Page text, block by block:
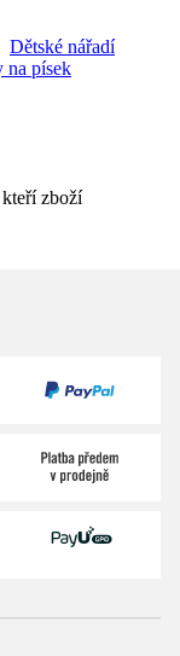
Dětské nářadí
na písek
zboží